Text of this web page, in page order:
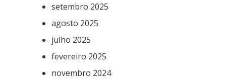
setembro 2025
agosto 2025
julho 2025
fevereiro 2025
novembro 2024